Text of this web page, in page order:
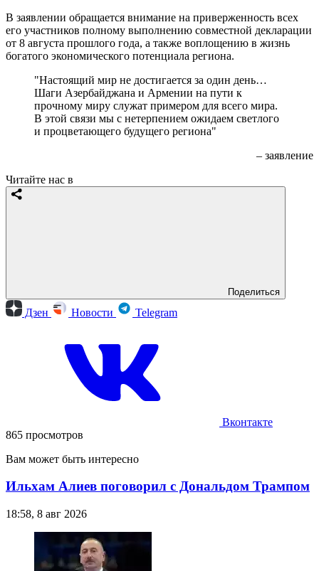
В заявлении обращается внимание на приверженность всех
его участников полному выполнению совместной декларации
от 8 августа прошлого года, а также воплощению в жизнь
богатого экономического потенциала региона.
"Настоящий мир не достигается за один день…
Шаги Азербайджана и Армении на пути к
прочному миру служат примером для всего мира.
В этой связи мы с нетерпением ожидаем светлого
и процветающего будущего региона"
– заявление
Читайте нас в
Поделиться
Дзен Новости Telegram
Вконтакте
865 просмотров
Вам может быть интересно
Ильхам Алиев поговорил с Дональдом Трампом
18:58, 8 авг 2026